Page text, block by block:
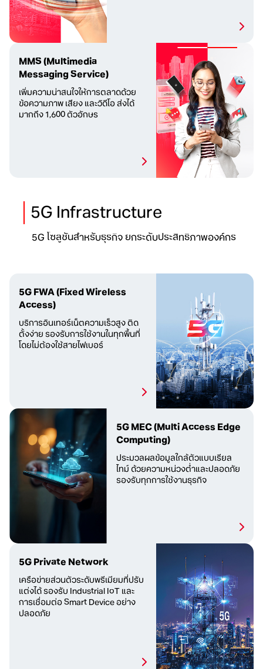
MMS(Multimedia
Messaging Service)
เพิ่มความน่าสนใจให้การตลาดด้วย
ข้อความภาพ เสียง และวิดีโอ ส่งได้
มากถึง 1,600 ตัวอักษร
5G Infrastructure
5G โซลูชันสำหรับธุรกิจ ยกระดับประสิทธิภาพองค์กร
5G FWA(Fixed Wireless
Access)
บริการอินเทอร์เน็ตความเร็วสูงติด
ตั้งง่าย รองรับการใช้งานในทุกพื้นที่
โดยไม่ต้องใช้สายไฟเบอร์
5G MEC(Multi Access Edge
Computing)
ประมวลผลข้อมูลใกล้ตัวแบบเรียล
ไทม์ ด้วยความหน่วงต่ำและปลอดภัย
รองรับทุกการใช้งานธุรกิจ
5G Private Network
เครือข่ายส่วนตัวระดับพรีเมียมที่ปรับ
แต่งได้ รองรับ Industrial IoT และ
การเชื่อมต่อ Smart Device อย่าง
ปลอดภัย